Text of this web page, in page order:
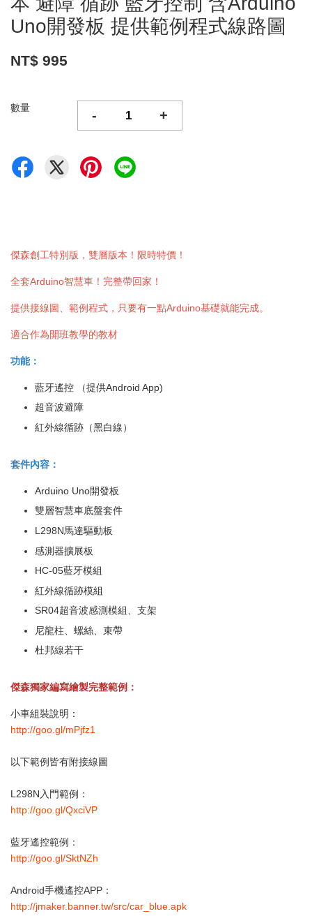
Uno開發板 提供範例程式線路圖
NT$ 995
數量 - +
傑森創工特別版，雙層版本！限時特價！
全套Arduino智慧車！完整帶回家！
提供接線圖、範例程式，只要有一點Arduino基礎就能完成。
適合作為開班教學的教材
功能：
藍牙遙控 （提供Android App)
超音波避障
紅外線循跡（黑白線）
套件內容：
Arduino Uno開發板
雙層智慧車底盤套件
L298N馬達驅動板
感測器擴展板
HC-05藍牙模組
紅外線循跡模組
SR04超音波感測模組、支架
尼龍柱、螺絲、束帶
杜邦線若干
傑森獨家編寫繪製完整範例：
小車組裝說明：
http://goo.gl/mPjfz1
以下範例皆有附接線圖
L298N入門範例：
http://goo.gl/QxciVP
藍牙遙控範例：
http://goo.gl/SktNZh
Android手機遙控APP：
http://jmaker.banner.tw/src/car_blue.apk